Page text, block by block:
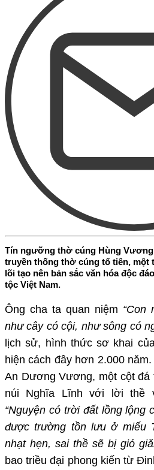
Tín ngưỡng thờ cúng Hùng
truyền thống thờ cúng tổ tiên, một
lõi tạo nên bản sắc văn hóa độc
tộc Việt Nam.
Ông cha ta quan niệm “Con
như cây có cội, như sông có
lịch sử, hình thức sơ khai
hiện cách đây hơn 2.000
An Dương Vương, một cột
núi Nghĩa Lĩnh với lời thề
“Nguyện có trời đất lồng lộng
được trường tồn lưu ở miếu
nhạt hẹn, sai thề sẽ bị gió
bao triều đại phong kiến từ